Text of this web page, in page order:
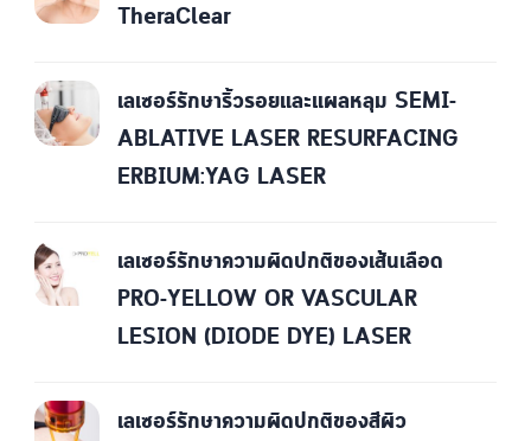
TheraClear
เลเซอร์รักษาริ้วรอยและแผลหลุม SEMI-
ABLATIVE LASER RESURFACING
ERBIUM:YAG LASER
เลเซอร์รักษาความผิดปกติของเส้นเลือด
PRO-YELLOW OR VASCULAR
LESION (DIODE DYE) LASER
เลเซอร์รักษาความผิดปกติของสีผิว